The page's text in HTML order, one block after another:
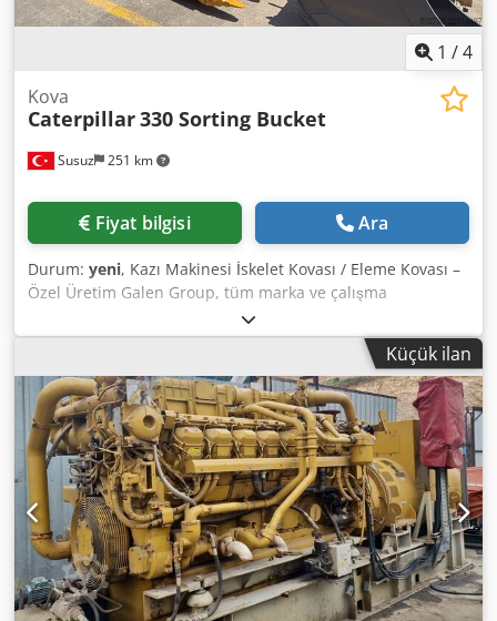
1 /4
Susuz 251 km
Kova
Caterpillar330 Sorting Bucket
Fiyat bilgisi Ara
Durum: yeni, Kazı Makinesi İskelet Kovası / Eleme Kovası –
Özel Üretim Galen Group, tüm marka ve çalışma
ağırlıklarındaki kazı makineleri için yüksek dayanımlı
iskelet kovaları ve eleme kovaları üretmektedir. Dodpjzk
Uubsfx Ag Rowa Her kova, kazı makinesi modeline, çalışma
koşullarına, gerekli kova genişliğine ve eleme boşluğuna
göre tasarlanır. Temel Uygulamalar * Kaya, toprak, çakıl ve
inşaat atıklarının ayrıştırılması * Kazılan malzemenin
elenmesi ve sınıflandırılması * Taş ocağı ve madencilik
uygulamaları * Yıkım ve geri dönüşüm çalışmaları * Nehir
ve kanal temizliği * Peyzaj düzenlemesi ve tarım
uygulamaları * Dolgu ve geri dolgu malzemelerinin
sınıflandırılması Ürün Özellikleri * Kazı makinesi markası
ve modeline göre özel tasarım * Talep üzerine farklı eleme
boşlukları * Yüksek dayanımlı, güçlendirilmiş yapı * Yüksek
Küçük ilan